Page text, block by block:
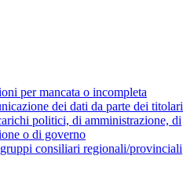
per mancata o incompleta
dei dati da parte dei titolari
politici, di amministrazione, di
o di governo
consiliari regionali/provinciali